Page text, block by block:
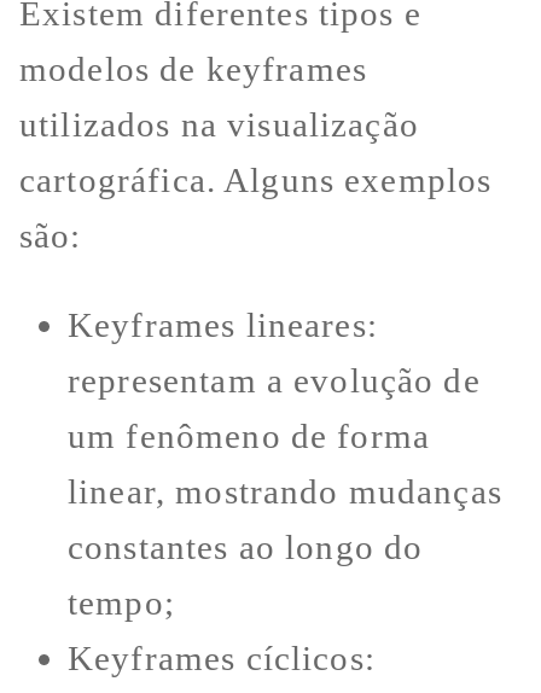
Existem diferentes tipos e
modelos de keyframes
utilizados na visualização
cartográfica. Alguns exemplos
são:
Keyframes lineares:
representam a evolução de
um fenômeno de forma
linear, mostrando mudanças
constantes ao longo do
tempo;
Keyframes cíclicos: